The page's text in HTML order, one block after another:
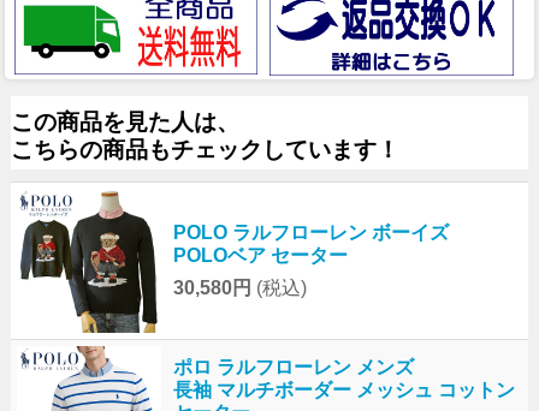
この商品を見た人は、
こちらの商品もチェックしています！
POLO ラルフローレン ボーイズ
POLOベア セーター
30,580円 (税込)
ポロ ラルフローレン メンズ
長袖 マルチボーダー メッシュ コットン